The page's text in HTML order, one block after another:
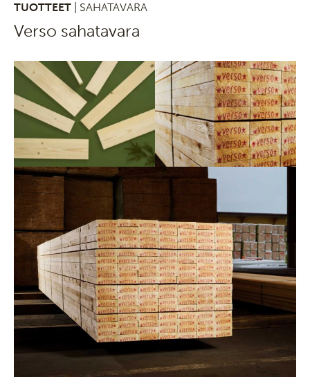
TUOTTEET
| SAHATAVARA
Verso sahatavara